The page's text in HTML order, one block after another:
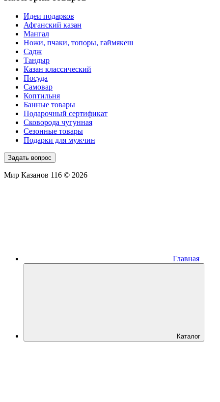
Идеи подарков
Афганский казан
Мангал
Ножи, пчаки, топоры, гаймякеш
Садж
Тандыр
Казан классический
Посуда
Самовар
Коптильня
Банные товары
Подарочный сертификат
Сковорода чугунная
Сезонные товары
Подарки для мужчин
Задать вопрос
Мир Казанов 116 © 2026
Главная
Каталог